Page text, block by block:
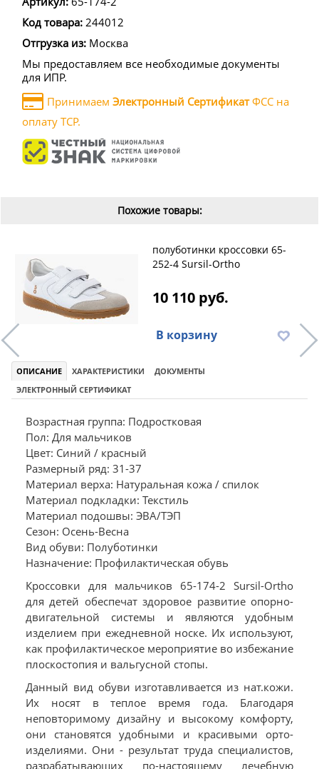
Код товара: 244012
Отгрузка из: Москва
Мы предоставляем все необходимые документы
для ИПР.
Принимаем Электронный СертификатФСС на
оплату ТСР.
Похожие товары:
полуботинки кроссовки 65-
252-4 Sursil-Ortho
10 110 руб.
В корзину
ОПИСАНИЕ ХАРАКТЕРИСТИКИ
ДОКУМЕНТЫ
ЭЛЕКТРОННЫЙ СЕРТИФИКАТ
Возрастная группа: Подростковая
Пол: Для мальчиков
Цвет: Синий / красный
Размерный ряд: 31-37
Материал верха: Натуральная кожа / спилок
Материал подкладки: Текстиль
Материал подошвы: ЭВА/ТЭП
Сезон: Осень-Весна
Вид обуви: Полуботинки
Назначение: Профилактическая обувь
Кроссовки для мальчиков 65-174-2 Sursil-Ortho
для детей обеспечат здоровое развитие опорно-
двигательной системы и являются удобным
изделием при ежедневной носке. Их используют,
как профилактическое мероприятие во избежание
плоскостопия и вальгусной стопы.
Данный вид обуви изготавливается из нат.кожи.
Их носят в теплое время года. Благодаря
неповторимому дизайну и высокому комфорту,
они становятся удобными и красивыми орто-
изделиями. Они - результат труда специалистов,
разрабатывающих по-настоящему лечебную